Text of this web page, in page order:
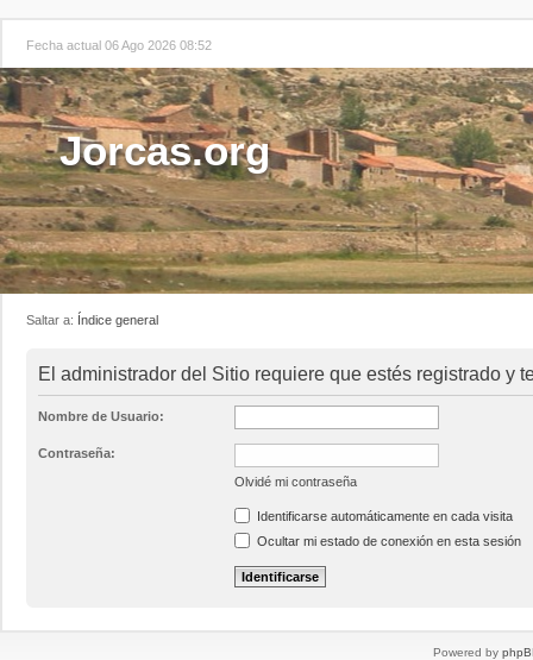
Fecha actual 06 Ago 2026 08:52
Jorcas.org
Saltar a: Índice general
El administrador del Sitio requiere que estés registrado y
Nombre de Usuario:
Contraseña:
Olvidé mi contraseña
Identificarse automáticamente en cada visita
Ocultar mi estado de conexión en esta sesión
Powered by